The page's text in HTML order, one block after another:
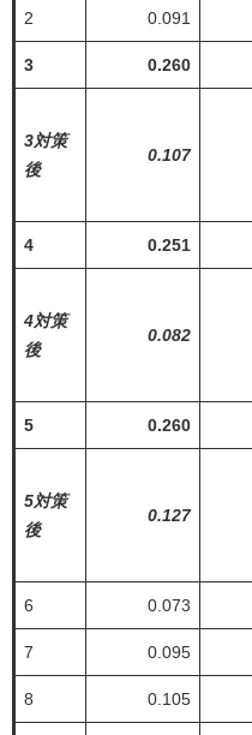
2 0.091
3 0.260
3対策
後
0.107
4 0.251
4対策
後
0.082
5 0.260
5対策
後
0.127
6 0.073
7 0.095
8 0.105